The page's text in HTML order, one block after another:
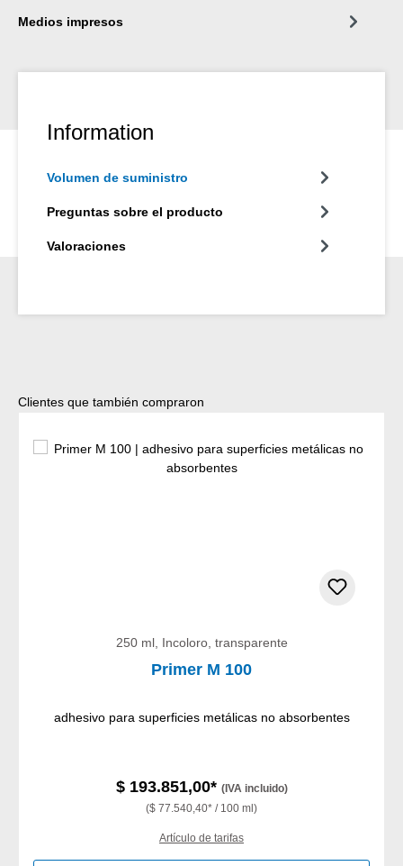
Medios impresos
Information
Volumen de suministro
Preguntas sobre el producto
Valoraciones
Omitir la galería de productos
Clientes que también compraron
250 ml, Incoloro, transparente
Primer M 100
adhesivo para superficies metálicas no absorbentes
$ 193.851,00* (IVA incluido)
($ 77.540,40* / 100 ml)
Artículo de tarifas